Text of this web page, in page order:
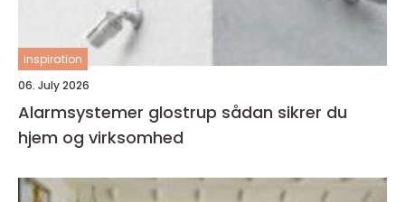
inspiration
06. July 2026
Alarmsystemer glostrup sådan sikrer du
hjem og virksomhed